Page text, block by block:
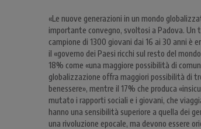
«Le nuove generazioni in un mondo
importante convegno, svoltosi a Padova.
campione di 1300 giovani dai 16 ai 30 anni è
il «governo dei Paesi ricchi sul resto del
18% come «una maggiore possibilità di
globalizzazione offra maggiori possibilità di
benessere», mentre il 17% che produca
mutato i rapporti sociali e i giovani, che
hanno una sensibilità superiore a quella dei
una rivoluzione epocale, ma devono essere